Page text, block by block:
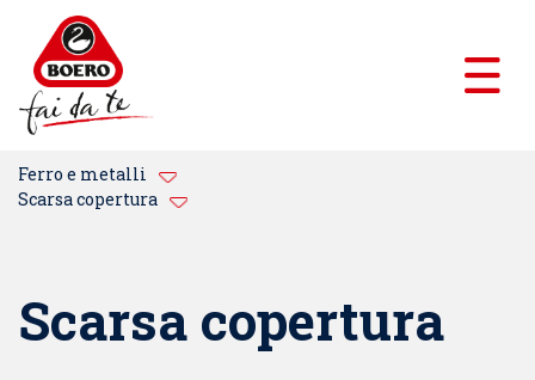
Ferro e metalli
Scarsa copertura
Scarsa copertura